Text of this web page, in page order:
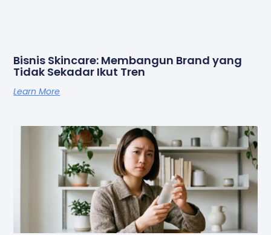
Bisnis Skincare: Membangun Brand yang
Tidak Sekadar Ikut Tren
Learn More